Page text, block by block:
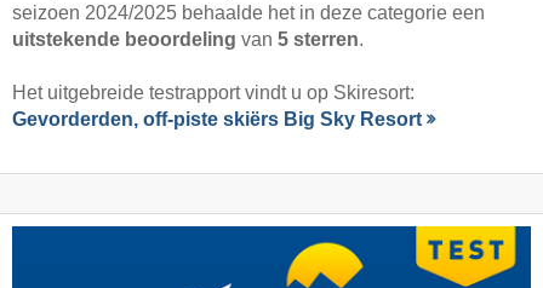
seizoen 2024/2025 behaalde het in deze categorie een
uitstekende beoordeling van 5 sterren.
Het uitgebreide testrapport vindt u op Skiresort:
Gevorderden, off-piste skiërs Big Sky Resort